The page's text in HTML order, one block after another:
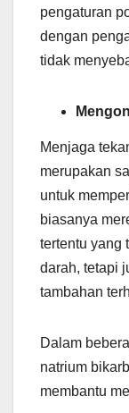
pengaturan
dengan
tidak
Menjaga
merupakan
untuk
biasanya
tertentu yang
darah, tetapi
tambahan
Dalam
natrium
membantu